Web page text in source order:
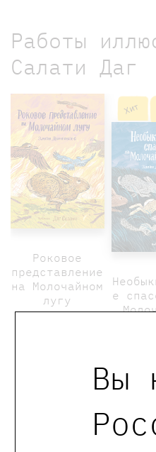
Вы
Работы
Салати Даг
Роковое
представление
на Молочайном
лугу
Хит
е